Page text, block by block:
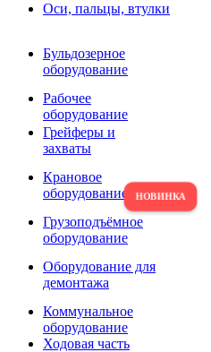
Оси, пальцы, втулки
Бульдозерное
оборудование
Рабочее
оборудование
Грейферы и
захваты
Крановое
оборудование
Грузоподъёмное
оборудование
Оборудование для
демонтажа
Коммунальное
оборудование
Ходовая часть